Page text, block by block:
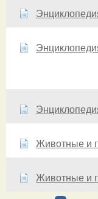
Животные и
Животные и